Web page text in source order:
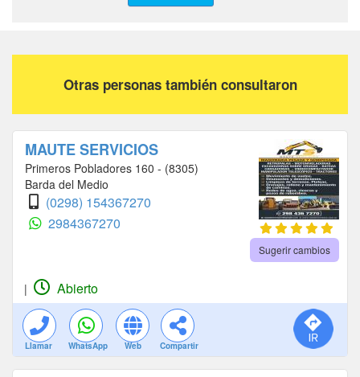
Otras personas también consultaron
MAUTE SERVICIOS
Primeros Pobladores 160 - (8305)
Barda del Medio
(0298) 154367270
2984367270
Sugerir cambios
| Abierto
Llamar WhatsApp Web Compartir